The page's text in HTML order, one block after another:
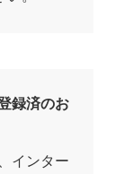
録済のお
インター